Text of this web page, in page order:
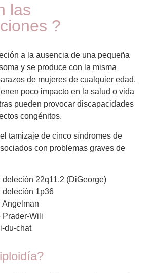
las
?
a la ausencia de una pequeña
y se produce con la misma
de mujeres de cualquier edad.
poco impacto en la salud o vida
pueden provocar discapacidades
congénitos.
tamizaje de cinco síndromes de
con problemas graves de
deleción 22q11.2 (DiGeorge)
deleción 1p36
Angelman
Prader-Wili
du-chat